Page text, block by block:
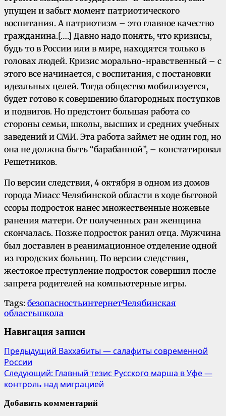
упущен и забыт момент патриотического
воспитания. А патриотизм – это главное качество
гражданина.[….] Давно надо понять, что кризисы,
будь то в России или в мире, находятся только в
головах людей. Кризис морально-нравственный – с
этого все начинается, с воспитания, с постановки
идеальных целей. Тогда общество мобилизуется,
будет готово к совершению благородных поступков
и подвигов. Но предстоит большая работа со
стороны семьи, школы, высших и средних учебных
заведений и СМИ. Эта работа займет не один год, но
она не должна быть “барабанной”, – констатировал
Решетников.
По версии следствия, 4 октября в одном из домов
города Миасс Челябинской области в ходе бытовой
ссоры подросток нанес множественные ножевые
ранения матери. От полученных ран женщина
скончалась. Позже подросток ранил отца. Мужчина
был доставлен в реанимационное отделение одной
из городских больниц. По версии следствия,
жестокое преступление подросток совершил после
запрета родителей на компьютерные игры.
Tags: безопасностьинтернетЧелябинская
областьшкола
Навигация записи
Предыдущий Ваххабиты — салафиты современной
России
Следующий: Главный тезис Русского марша в Уфе —
контроль над миграцией
Добавить комментарий